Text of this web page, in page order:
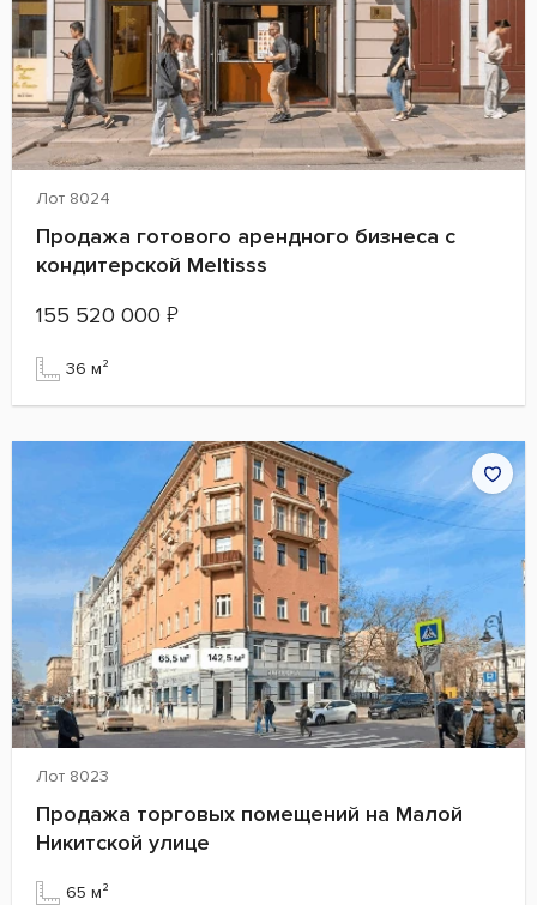
Лот 8024
Продажа готового арендного бизнеса с
кондитерской Meltisss
155 520 000 ₽
36 м²
Лот 8023
Продажа торговых помещений на Малой
Никитской улице
65 м²